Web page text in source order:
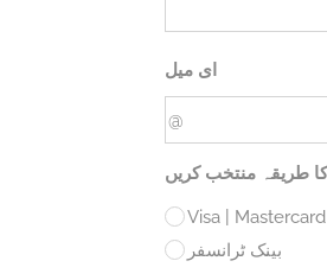
ای میل
کا طریقہ منتخب کریں
Visa |
بینک ٹرانسفر